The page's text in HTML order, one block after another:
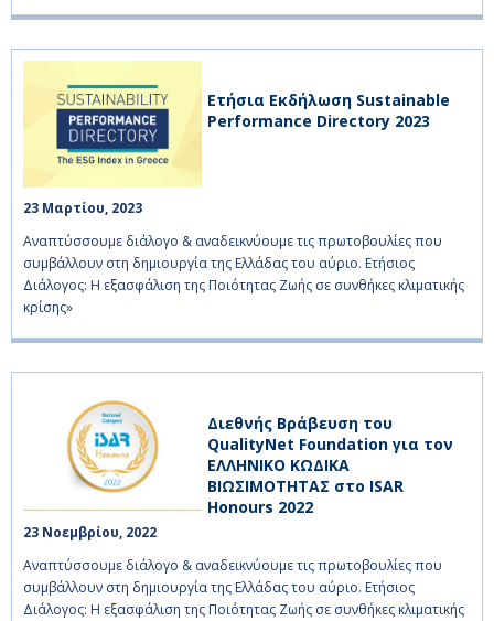
Ετήσια Εκδήλωση Sustainable
Performance Directory 2023
23 Μαρτίου, 2023
Αναπτύσσουμε διάλογο & αναδεικνύουμε τις πρωτοβουλίες που
συμβάλλουν στη δημιουργία της Ελλάδας του αύριο. Ετήσιος
Διάλογος: Η εξασφάλιση της Ποιότητας Ζωής σε συνθήκες κλιματικής
κρίσης»
Διεθνής Βράβευση του
QualityNet Foundation για τον
ΕΛΛΗΝΙΚΟ ΚΩΔΙΚΑ
ΒΙΩΣΙΜΟΤΗΤΑΣ στο ISAR
Honours 2022
23 Νοεμβρίου, 2022
Αναπτύσσουμε διάλογο & αναδεικνύουμε τις πρωτοβουλίες που
συμβάλλουν στη δημιουργία της Ελλάδας του αύριο. Ετήσιος
Διάλογος: Η εξασφάλιση της Ποιότητας Ζωής σε συνθήκες κλιματικής